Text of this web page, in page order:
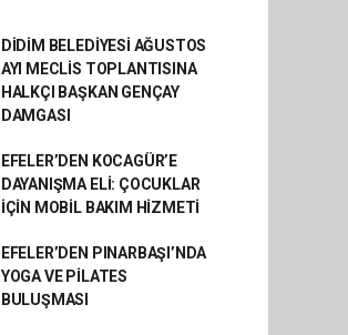
DİDİM BELEDİYESİ AĞUSTOS
AYI MECLİS TOPLANTISINA
HALKÇI BAŞKAN GENÇAY
DAMGASI
EFELER’DEN KOCAGÜR’E
DAYANIŞMA ELİ: ÇOCUKLAR
İÇİN MOBİL BAKIM HİZMETİ
EFELER’DEN PINARBAŞI’NDA
YOGA VE PİLATES
BULUŞMASI